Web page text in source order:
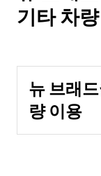
기타 차
뉴 브래
량 이용